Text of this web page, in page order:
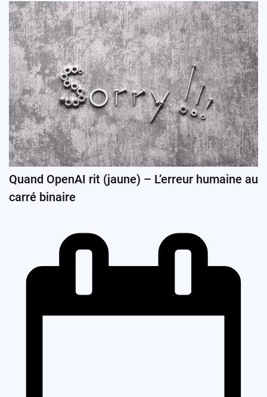
Quand OpenAI rit (jaune) – L’erreur humaine au
carré binaire